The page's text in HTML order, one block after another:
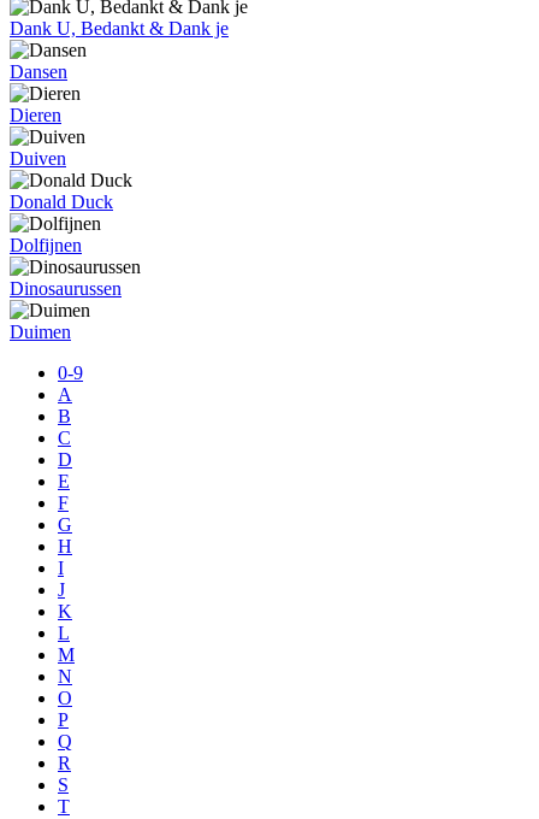
Dank U, Bedankt & Dank je
Dansen
Dieren
Duiven
Donald Duck
Dolfijnen
Dinosaurussen
Duimen
0-9
A
B
C
D
E
F
G
H
I
J
K
L
M
N
O
P
Q
R
S
T